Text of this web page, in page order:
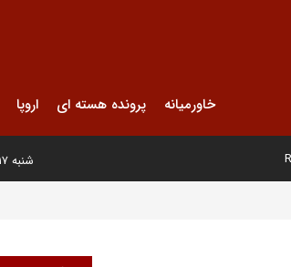
خاورمیانه پرونده هسته ای اروپا
شنبه ۱۷ مرداد ۱۴۰۵